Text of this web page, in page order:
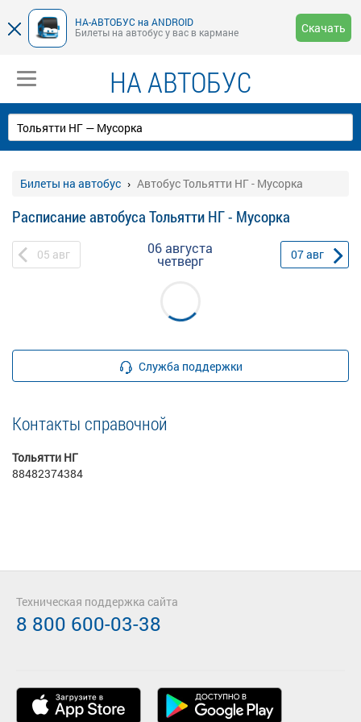
НА-АВТОБУС на ANDROID
Билеты на автобус у вас в кармане
Скачать
НА АВТОБУС
Билеты на автобус Автобус Тольятти НГ - Мусорка
Расписание автобуса Тольятти НГ - Мусорка
05 авг 06 августа
четверг 07авг
Служба поддержки
Контакты справочной
Тольятти НГ
88482374384
Техническая поддержка сайта
8 800 600-03-38